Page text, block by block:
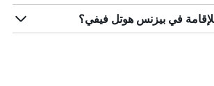
في بيزنس هوتل فيفي؟